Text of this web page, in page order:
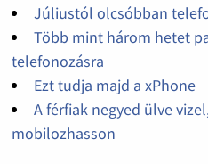
Júliustól olcsóbban
Több mint három hetet
telefonozásra
Ezt tudja majd a xPhone
A férfiak negyed ülve
mobilozhasson